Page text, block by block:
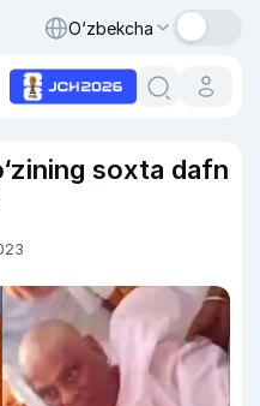
O‘zbekcha
soxta dafn